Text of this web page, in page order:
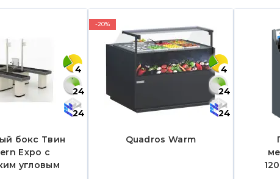
4
24
24
бокс Твин
Expo с
угловым
-20%
4
24
24
Quadros Warm